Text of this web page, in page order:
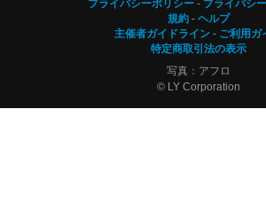
プライバシーポリシー
プライバシ
規約
ヘルプ
主催者ガイドライン
ご利用ガ
特定商取引法の表示
写真：アフロ
© LY Corporation